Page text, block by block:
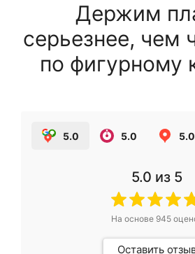
Держим
серьезнее, чем
по фигурному
5.0 5.0 5.0
5.0 из 5
На основе 945
Оставить